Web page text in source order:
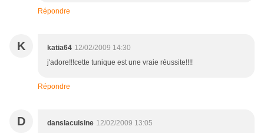
Répondre
K katia64 12/02/2009 14:30
j'adore!!!cette tunique est une vraie réussite!!!!
Répondre
D danslacuisine 12/02/2009 13:05